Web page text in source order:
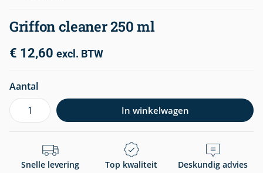
Griffon cleaner 250 ml
€ 12,60 excl. BTW
Aantal
In winkelwagen
Snelle levering Top kwaliteit Deskundig advies